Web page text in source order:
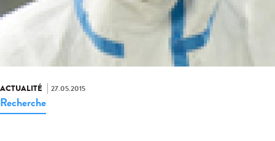
ACTUALITÉ 27.05.2015
Recherche